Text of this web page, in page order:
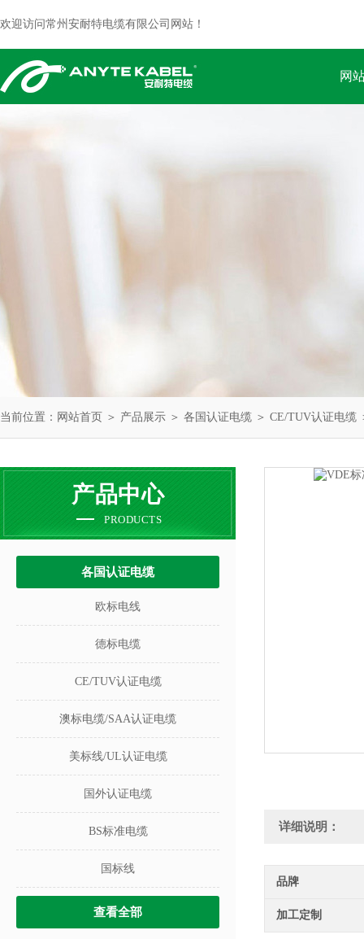
欢迎访问常州安耐特电缆有限公司网站！
网
当前位置： 网站首页 ＞ 产品展示 ＞ 各国认证电缆 ＞ CE/TUV认证电缆
产品中心
PRODUCTS
各国认证电缆
欧标电线
德标电缆
CE/TUV认证电缆
澳标电缆/SAA认证电缆
美标线/UL认证电缆
国外认证电缆
BS标准电缆
国标线
查看全部
详细说明：
品牌
加工定制